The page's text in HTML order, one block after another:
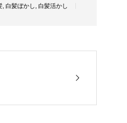
白髪ぼかし
白髪活かし